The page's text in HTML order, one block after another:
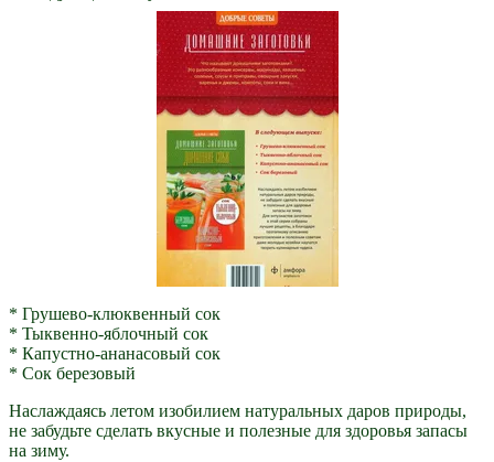
* Грушево-клюквенный сок
* Тыквенно-яблочный сок
* Капустно-ананасовый сок
* Сок березовый
Наслаждаясь летом изобилием натуральных даров природы,
не забудьте сделать вкусные и полезные для здоровья запасы
на зиму.